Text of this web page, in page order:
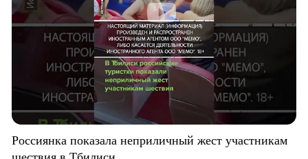
Россиянка показала неприличный жест участникам